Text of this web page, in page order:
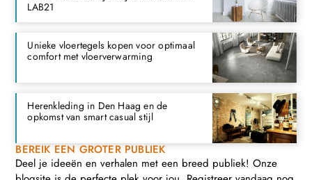
LAB21
Unieke vloertegels kopen voor optimaal
comfort met vloerverwarming
Herenkleding in Den Haag en de
opkomst van smart casual stijl
BEREIK EEN GROTER PUBLIEK
Deel je ideeën en verhalen met een breed publiek! Onze